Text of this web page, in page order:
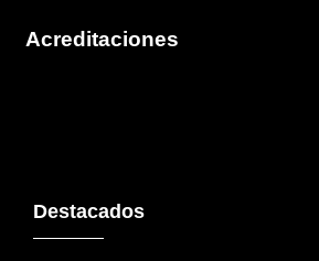
Acreditaciones
Destacados